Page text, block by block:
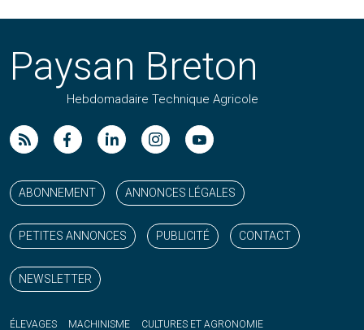
Paysan Breton
Hebdomadaire Technique Agricole
ABONNEMENT ANNONCES LÉGALES
PETITES ANNONCES PUBLICITÉ CONTACT
NEWSLETTER
ÉLEVAGES MACHINISME CULTURES ET AGRONOMIE